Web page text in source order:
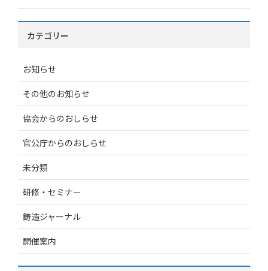
カテゴリー
お知らせ
その他のお知らせ
協会からのおしらせ
官公庁からのおしらせ
未分類
研修・セミナー
鋳造ジャーナル
開催案内